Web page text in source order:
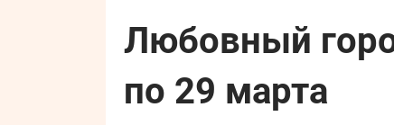
Любовный
по 29 марта